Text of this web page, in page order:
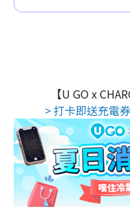
【U GO x
> 打卡即送充電